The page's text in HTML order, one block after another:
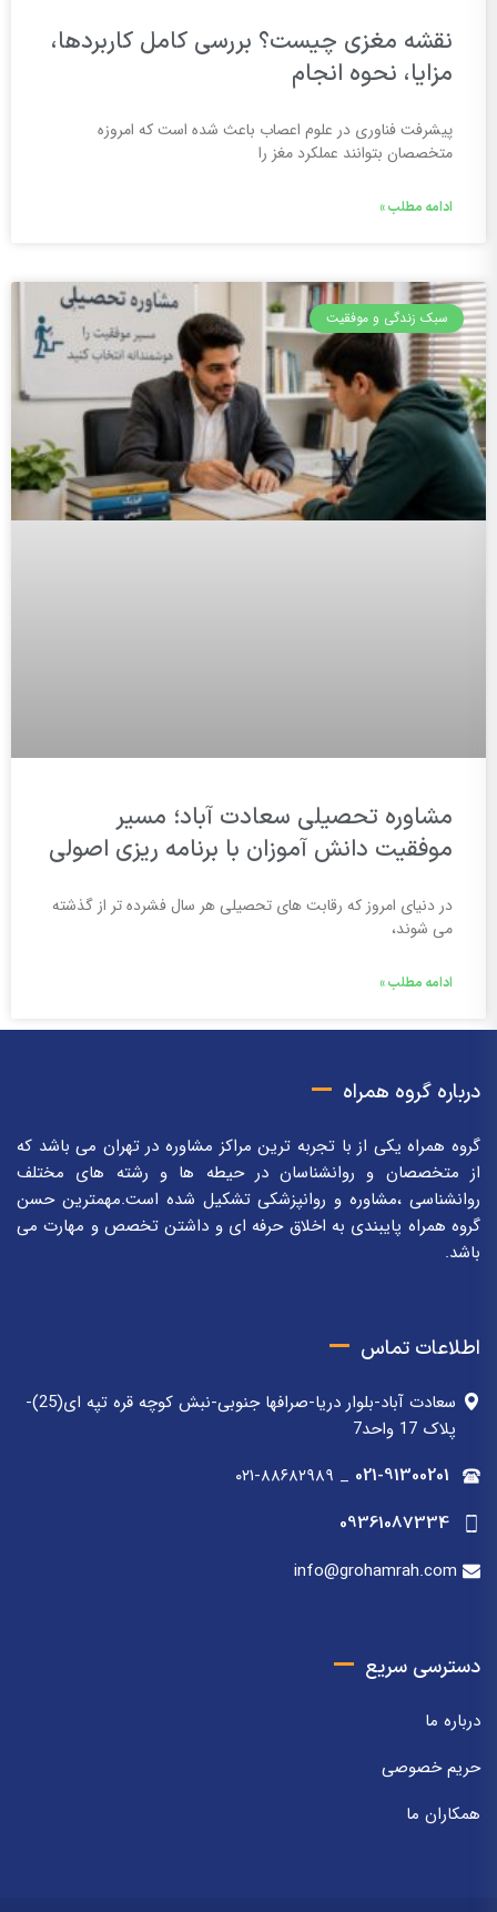
نقشه مغزی چیست؟ بررسی کامل کاربردها،
مزایا، نحوه انجام
پیشرفت فناوری در علوم اعصاب باعث شده است که امروزه
متخصصان بتوانند عملکرد مغز را
ادامه مطلب »
سبک زندگی و موفقیت
مشاوره تحصیلی سعادت آباد؛ مسیر
موفقیت دانش آموزان با برنامه ریزی اصولی
در دنیای امروز که رقابت های تحصیلی هر سال فشرده تر از گذشته
می شوند،
ادامه مطلب »
درباره گروه همراه
گروه همراه یکی از با تجربه ترین مراکز مشاوره در تهران می باشد که
از متخصصان و روانشناسان در حیطه ها و رشته های مختلف
روانشناسی ،مشاوره و روانپزشکی تشکیل شده است.مهمترین حسن
گروه همراه پایبندی به اخلاق حرفه ای و داشتن تخصص و مهارت می
باشد.
اطلاعات تماس
سعادت آباد-بلوار دریا-صرافها جنوبی-نبش کوچه قره تپه ای(25)-
پلاک 17 واحد7
021-91300201
_ ۰۲۱-۸۸۶۸۲۹۸۹
09361087334
info@grohamrah.com
دسترسی سریع
درباره ما
حریم خصوصی
همکاران ما